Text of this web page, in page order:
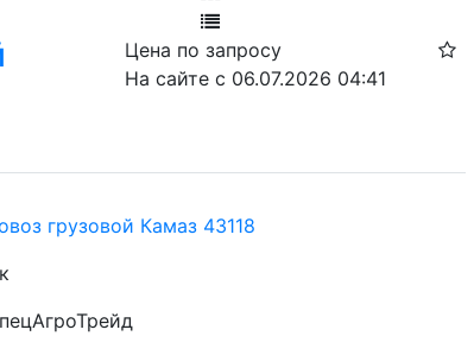
Цена по запросу
На сайте с 06.07.2026 04:41
грузовой Камаз 43118